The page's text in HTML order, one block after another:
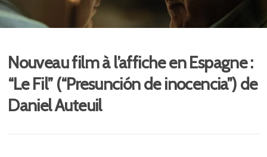
Nouveau film à l’affiche en Espagne :
“Le Fil” (“Presunción de inocencia”) de
Daniel Auteuil